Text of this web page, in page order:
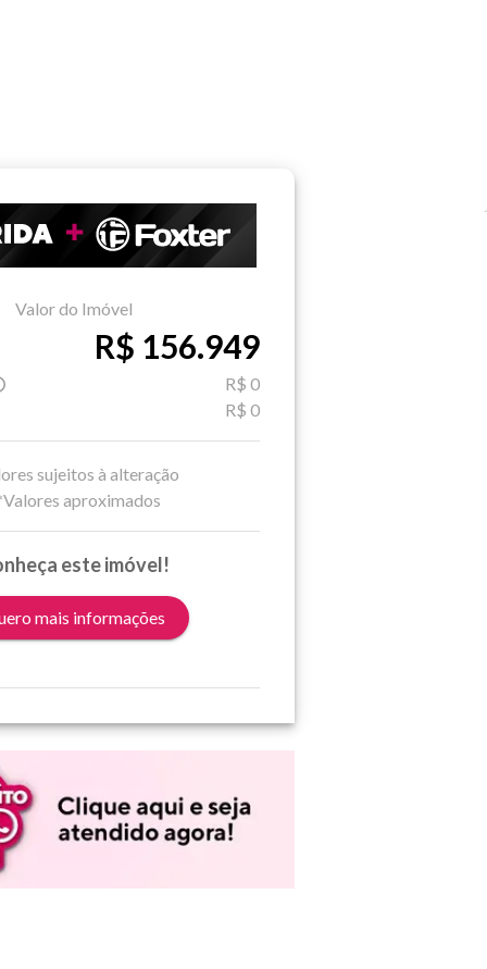
Valor do Imóvel
R$ 156.949
R$ 0
R$ 0
sujeitos à alteração
aproximados
este imóvel!
mais informações